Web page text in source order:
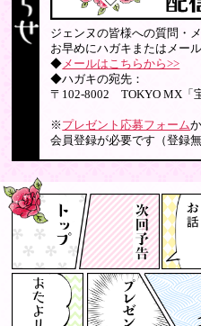
ジェンヌの皆様への質問・
お早めにハガキまたはメー
◆ メールはこちらから>>
◆ハガキの宛先：
〒102-8002 TOKYO MX「
※ プレゼント応募フォーム
会員登録が必要です（登録無